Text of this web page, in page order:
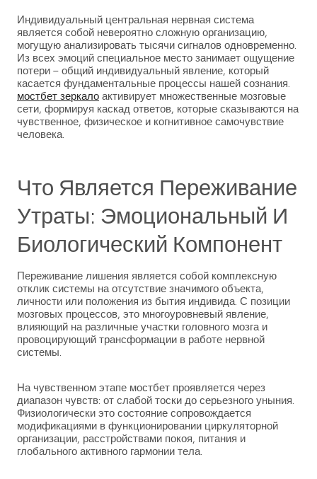
Индивидуальный центральная нервная система
является собой невероятно сложную организацию,
могущую анализировать тысячи сигналов одновременно.
Из всех эмоций специальное место занимает ощущение
потери – общий индивидуальный явление, который
касается фундаментальные процессы нашей сознания.
мостбет зеркало активирует множественные мозговые
сети, формируя каскад ответов, которые сказываются на
чувственное, физическое и когнитивное самочувствие
человека.
Что Является Переживание
Утраты: Эмоциональный И
Биологический Компонент
Переживание лишения является собой комплексную
отклик системы на отсутствие значимого объекта,
личности или положения из бытия индивида. С позиции
мозговых процессов, это многоуровневый явление,
влияющий на различные участки головного мозга и
провоцирующий трансформации в работе нервной
системы.
На чувственном этапе мостбет проявляется через
диапазон чувств: от слабой тоски до серьезного уныния.
Физиологически это состояние сопровождается
модификациями в функционировании циркуляторной
организации, расстройствами покоя, питания и
глобального активного гармонии тела.